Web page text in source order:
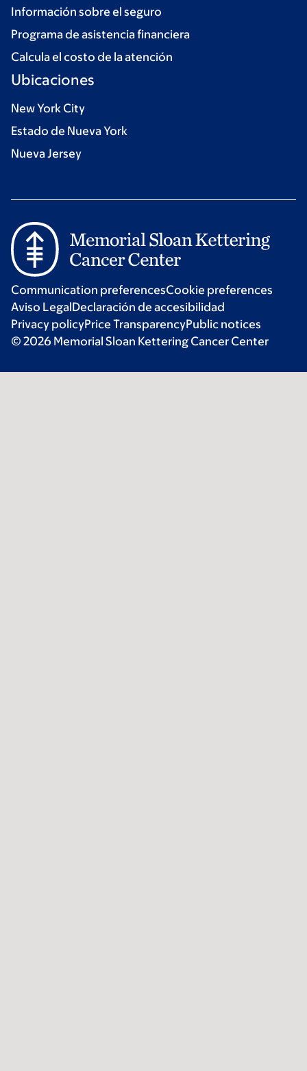
Información sobre el seguro
Programa de asistencia financiera
Calcula el costo de la atención
Ubicaciones
New York City
Estado de Nueva York
Nueva Jersey
Communication preferencesCookie preferences
Aviso LegalDeclaración de accesibilidad
Privacy policyPrice TransparencyPublic notices
© 2026 Memorial Sloan Kettering Cancer Center